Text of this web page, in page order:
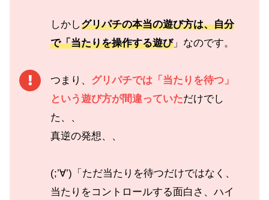
しかしグリパチの本当の遊び方は、自分
で「当たりを操作する遊び」なのです。
つまり、 グリパチでは「当たりを待つ」
という遊び方が間違っていただけでし
た、、
真逆の発想、、
(;’∀’)「ただ当たりを待つだけではなく、
当たりをコントロールする面白さ、ハイ